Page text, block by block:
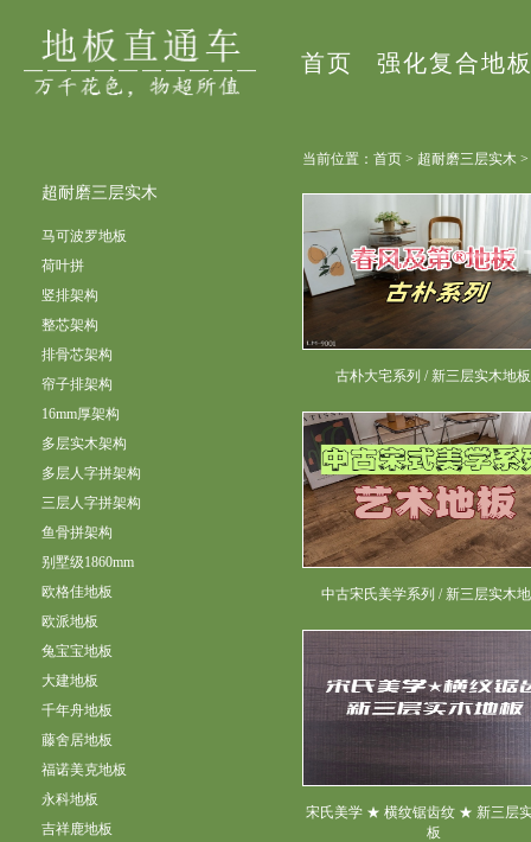
首页 强化复合地
超耐磨三层实木
马可波罗地板
荷叶拼
竖排架构
整芯架构
排骨芯架构
帘子排架构
16mm厚架构
多层实木架构
多层人字拼架构
三层人字拼架构
鱼骨拼架构
别墅级1860mm
欧格佳地板
欧派地板
兔宝宝地板
大建地板
千年舟地板
藤舍居地板
福诺美克地板
永科地板
吉祥鹿地板
当前位置：首页 > 超耐磨三层实木
古朴大宅系列 / 新三层实木地板
中古宋氏美学系列 / 新三层实木
宋氏美学 ★ 横纹锯齿纹 ★ 新三层
板